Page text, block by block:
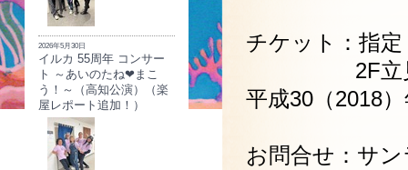
2026年5月30日
イルカ 55周年 コンサー
ト ～あいのたね❤まこ
う！～（高知公演）（楽
屋レポート追加！）
チケット：指
2F立見
平成30（2018
お問合せ：サ